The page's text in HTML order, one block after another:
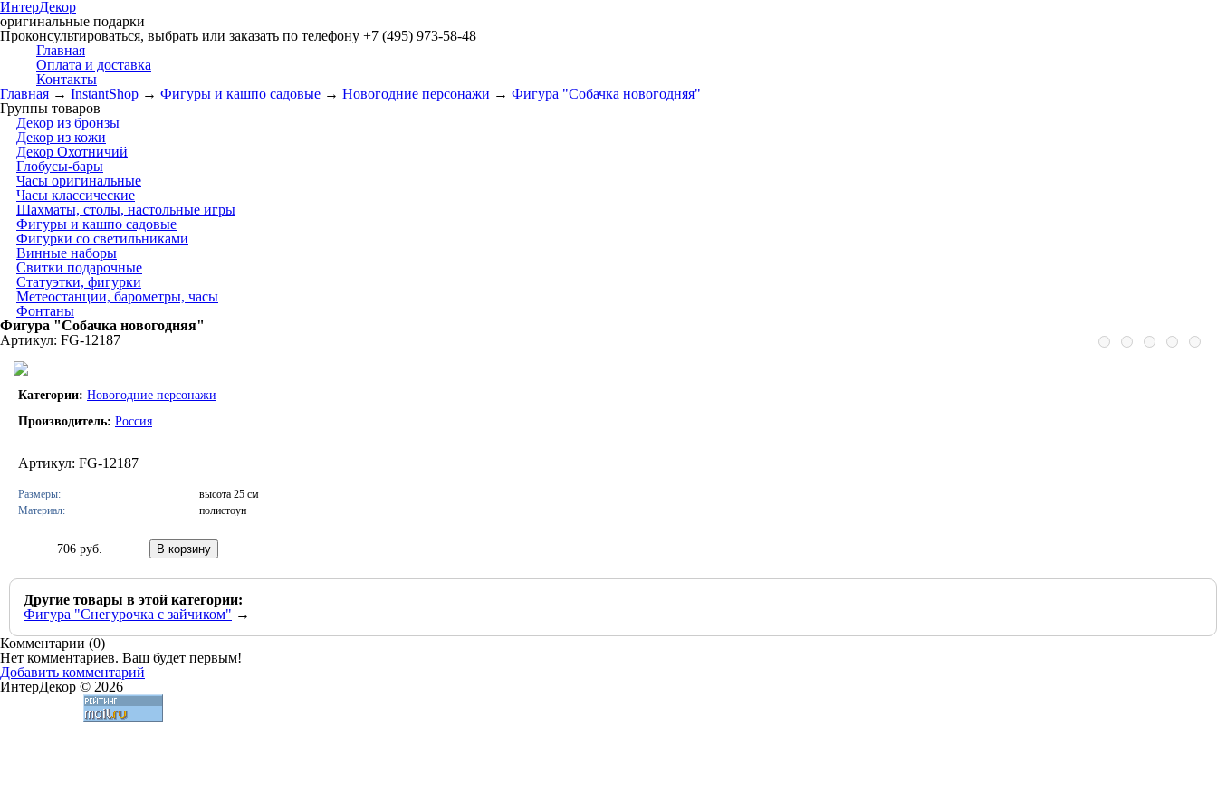
ИнтерДекор
оригинальные подарки
Проконсультироваться, выбрать или заказать по телефону +7 (495) 973-58-48
Главная
Оплата и доставка
Контакты
Главная → InstantShop → Фигуры и кашпо садовые → Новогодние персонажи → Фигура "Собачка новогодняя"
Группы товаров
Декор из бронзы
Декор из кожи
Декор Охотничий
Глобусы-бары
Часы оригинальные
Часы классические
Шахматы, столы, настольные игры
Фигуры и кашпо садовые
Фигурки со светильниками
Винные наборы
Свитки подарочные
Статуэтки, фигурки
Метеостанции, барометры, часы
Фонтаны
Фигура "Собачка новогодняя"
Артикул: FG-12187
Категории: Новогодние персонажи
Производитель: Россия
Артикул: FG-12187
Размеры:
высота 25 см
Материал:
полистоун
706 руб.
Другие товары в этой категории:
Фигура "Снегурочка с зайчиком" →
Комментарии (0)
Нет комментариев. Ваш будет первым!
Добавить комментарий
ИнтерДекор © 2026